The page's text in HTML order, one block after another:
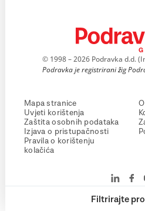
Filtrirajte
© 1998 – 2026 Podravka d.d.
Podravka je registrirani žig
Mapa stranice
Uvjeti korištenja
Zaštita osobnih podataka
Izjava o pristupačnosti
Pravila o korištenju
kolačića